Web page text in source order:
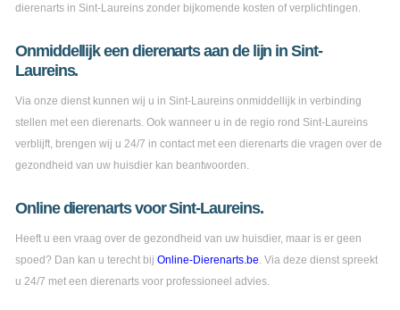
dierenarts in Sint-Laureins zonder bijkomende kosten of verplichtingen.
Onmiddellijk een dierenarts aan de lijn in Sint-
Laureins.
Via onze dienst kunnen wij u in Sint-Laureins onmiddellijk in verbinding
stellen met een dierenarts. Ook wanneer u in de regio rond Sint-Laureins
verblijft, brengen wij u 24/7 in contact met een dierenarts die vragen over de
gezondheid van uw huisdier kan beantwoorden.
Online dierenarts voor Sint-Laureins.
Heeft u een vraag over de gezondheid van uw huisdier, maar is er geen
spoed? Dan kan u terecht bij Online-Dierenarts.be. Via deze dienst spreekt
u 24/7 met een dierenarts voor professioneel advies.